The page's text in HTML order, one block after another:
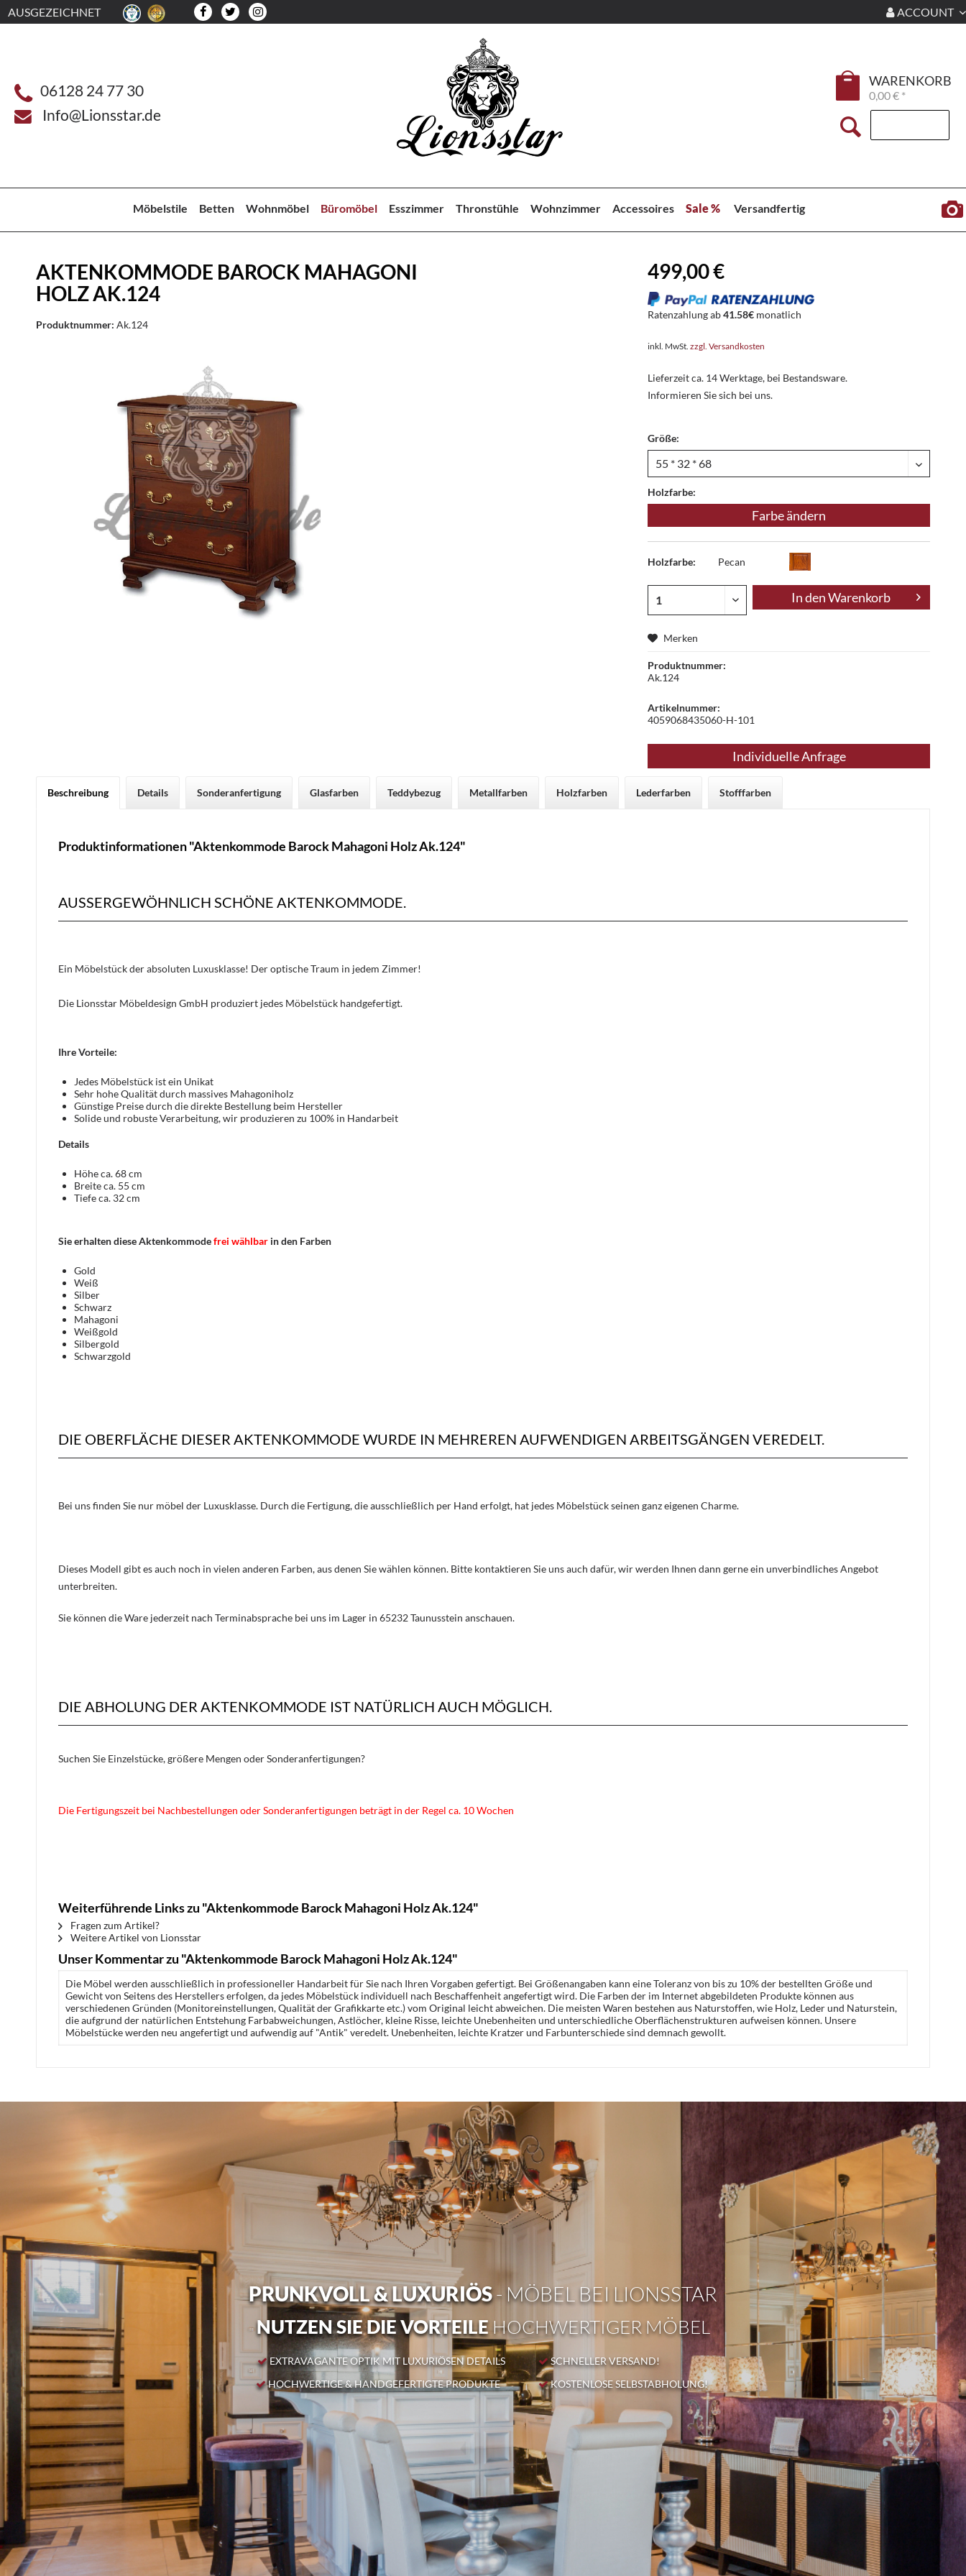
AUSGEZEICHNET ACCOUNT
06128 24 77 30
Info@Lionsstar.de
WARENKORB
0,00 € *
Möbelstile Betten Wohnmöbel Büromöbel Esszimmer Thronstühle Wohnzimmer Accessoires Sale % Versandfertig
AKTENKOMMODE BAROCK MAHAGONI
HOLZ AK.124
Produktnummer: Ak.124
499,00 €
Ratenzahlung ab41.58€ monatlich
inkl. MwSt.zzgl. Versandkosten
Lieferzeit ca. 14 Werktage, bei Bestandsware.
Informieren Sie sich bei uns.
Größe:
Holzfarbe:
Farbe ändern
Holzfarbe: Pecan
In denWarenkorb
Merken
Produktnummer:
Ak.124
Artikelnummer:
4059068435060-H-101
Individuelle Anfrage
Beschreibung Details Sonderanfertigung Glasfarben Teddybezug Metallfarben Holzfarben Lederfarben Stofffarben
Produktinformationen "Aktenkommode Barock Mahagoni Holz Ak.124"
AUSSERGEWÖHNLICH SCHÖNE AKTENKOMMODE.
Ein Möbelstück der absoluten Luxusklasse! Der optische Traum in jedem Zimmer!
Die Lionsstar Möbeldesign GmbH produziert jedes Möbelstück handgefertigt.
Ihre Vorteile:
Jedes Möbelstück ist ein Unikat
Sehr hohe Qualität durch massives Mahagoniholz
Günstige Preise durch die direkte Bestellung beim Hersteller
Solide und robuste Verarbeitung, wir produzieren zu 100% in Handarbeit
Details
Höhe ca. 68 cm
Breite ca. 55 cm
Tiefe ca. 32 cm
Sie erhalten diese Aktenkommodefrei wählbar in den Farben
Gold
Weiß
Silber
Schwarz
Mahagoni
Weißgold
Silbergold
Schwarzgold
DIE OBERFLÄCHE DIESER AKTENKOMMODE WURDE IN MEHREREN AUFWENDIGEN ARBEITSGÄNGEN VEREDELT.
Bei uns finden Sie nur möbel der Luxusklasse. Durch die Fertigung, die ausschließlich per Hand erfolgt, hat jedes Möbelstück seinen ganz eigenen Charme.
Dieses Modell gibt es auch noch in vielen anderen Farben, aus denen Sie wählen können. Bitte kontaktieren Sie uns auch dafür, wir werden Ihnen dann gerne ein unverbindliches Angebot
unterbreiten.
Sie können die Ware jederzeit nach Terminabsprache bei uns im Lager in 65232 Taunusstein anschauen.
DIE ABHOLUNG DER AKTENKOMMODE IST NATÜRLICH AUCH MÖGLICH.
Suchen Sie Einzelstücke, größere Mengen oder Sonderanfertigungen?
Die Fertigungszeit bei Nachbestellungen oder Sonderanfertigungen beträgt in der Regel ca. 10 Wochen
Weiterführende Links zu "Aktenkommode Barock Mahagoni Holz Ak.124"
Fragen zum Artikel?
Weitere Artikel von Lionsstar
Unser Kommentar zu "Aktenkommode Barock Mahagoni Holz Ak.124"
Die Möbel werden ausschließlich in professioneller Handarbeit für Sie nach Ihren Vorgaben gefertigt. Bei Größenangaben kann eine Toleranz von bis zu 10% der bestellten Größe und
Gewicht von Seitens des Herstellers erfolgen, da jedes Möbelstück individuell nach Beschaffenheit angefertigt wird. Die Farben der im Internet abgebildeten Produkte können aus
verschiedenen Gründen (Monitoreinstellungen, Qualität der Grafikkarte etc.) vom Original leicht abweichen. Die meisten Waren bestehen aus Naturstoffen, wie Holz, Leder und Naturstein,
die aufgrund der natürlichen Entstehung Farbabweichungen, Astlöcher, kleine Risse, leichte Unebenheiten und unterschiedliche Oberflächenstrukturen aufweisen können. Unsere
Möbelstücke werden neu angefertigt und aufwendig auf "Antik" veredelt. Unebenheiten, leichte Kratzer und Farbunterschiede sind demnach gewollt.
PRUNKVOLL & LUXURIÖS- MÖBEL BEI LIONSSTAR
NUTZEN SIE DIE VORTEILEHOCHWERTIGER MÖBEL
EXTRAVAGANTE OPTIK MIT LUXURIÖSEN DETAILS
HOCHWERTIGE & HANDGEFERTIGTE PRODUKTE
SCHNELLER VERSAND!
KOSTENLOSE SELBSTABHOLUNG!